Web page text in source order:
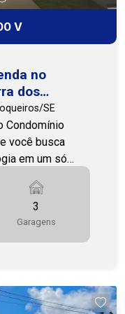
uma visita.
atender!
V
no
dos
SE
Condomínio
você busca
em um só
perfeita!
na Barra dos
de vida e
- sendo 4
jantar), varanda
3
Garagens